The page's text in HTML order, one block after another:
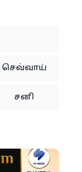
செவ்வாய்
சனி